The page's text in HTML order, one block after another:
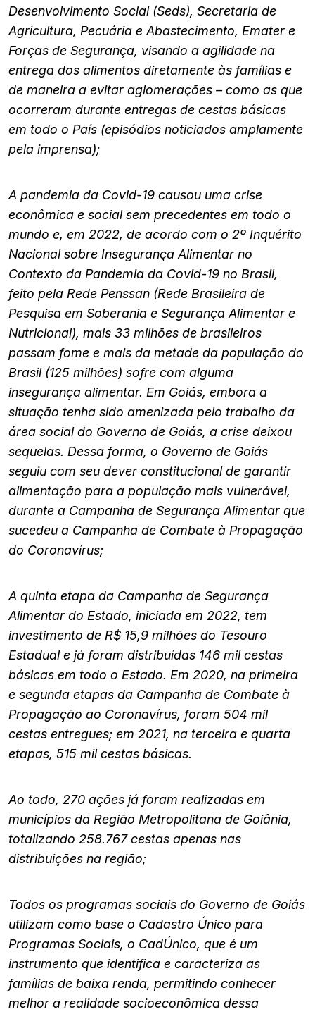
Desenvolvimento Social (Seds), Secretaria de
Agricultura, Pecuária e Abastecimento, Emater e
Forças de Segurança, visando a agilidade na
entrega dos alimentos diretamente às famílias e
de maneira a evitar aglomerações – como as que
ocorreram durante entregas de cestas básicas
em todo o País (episódios noticiados amplamente
pela imprensa);
A pandemia da Covid-19 causou uma crise
econômica e social sem precedentes em todo o
mundo e, em 2022, de acordo com o 2º Inquérito
Nacional sobre Insegurança Alimentar no
Contexto da Pandemia da Covid-19 no Brasil,
feito pela Rede Penssan (Rede Brasileira de
Pesquisa em Soberania e Segurança Alimentar e
Nutricional), mais 33 milhões de brasileiros
passam fome e mais da metade da população do
Brasil (125 milhões) sofre com alguma
insegurança alimentar. Em Goiás, embora a
situação tenha sido amenizada pelo trabalho da
área social do Governo de Goiás, a crise deixou
sequelas. Dessa forma, o Governo de Goiás
seguiu com seu dever constitucional de garantir
alimentação para a população mais vulnerável,
durante a Campanha de Segurança Alimentar que
sucedeu a Campanha de Combate à Propagação
do Coronavírus;
A quinta etapa da Campanha de Segurança
Alimentar do Estado, iniciada em 2022, tem
investimento de R$ 15,9 milhões do Tesouro
Estadual e já foram distribuídas 146 mil cestas
básicas em todo o Estado. Em 2020, na primeira
e segunda etapas da Campanha de Combate à
Propagação ao Coronavírus, foram 504 mil
cestas entregues; em 2021, na terceira e quarta
etapas, 515 mil cestas básicas.
Ao todo, 270 ações já foram realizadas em
municípios da Região Metropolitana de Goiânia,
totalizando 258.767 cestas apenas nas
distribuições na região;
Todos os programas sociais do Governo de Goiás
utilizam como base o Cadastro Único para
Programas Sociais, o CadÚnico, que é um
instrumento que identifica e caracteriza as
famílias de baixa renda, permitindo conhecer
melhor a realidade socioeconômica dessa